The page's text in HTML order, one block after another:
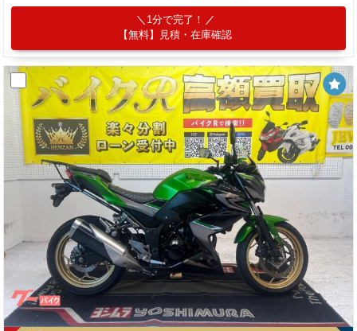
1分で完了！
【無料】見積・在庫確認